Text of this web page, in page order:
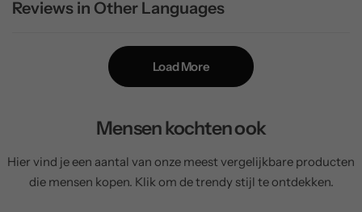
Reviews in Other Languages
Load More
Mensen kochten ook
Hier vind je een aantal van onze meest vergelijkbare producten
die mensen kopen. Klik om de trendy stijl te ontdekken.